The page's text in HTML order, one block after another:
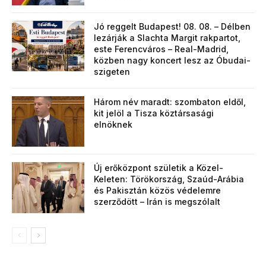
Jó reggelt Budapest! 08. 08. – Délben
lezárják a Slachta Margit rakpartot,
este Ferencváros – Real-Madrid,
közben nagy koncert lesz az Óbudai-
szigeten
Három név maradt: szombaton eldől,
kit jelöl a Tisza köztársasági
elnöknek
Új erőközpont születik a Közel-
Keleten: Törökország, Szaúd-Arábia
és Pakisztán közös védelemre
szerződött – Irán is megszólalt